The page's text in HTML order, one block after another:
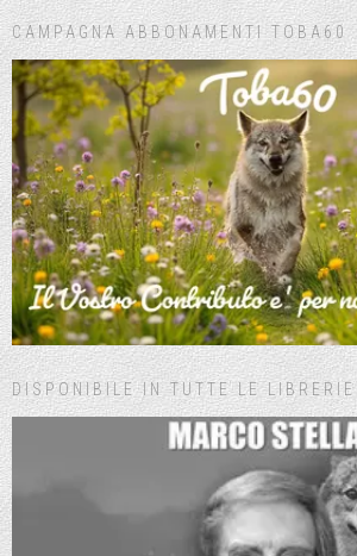
CAMPAGNA ABBONAMENTI TOBA60
DISPONIBILE IN TUTTE LE LIBRERIE